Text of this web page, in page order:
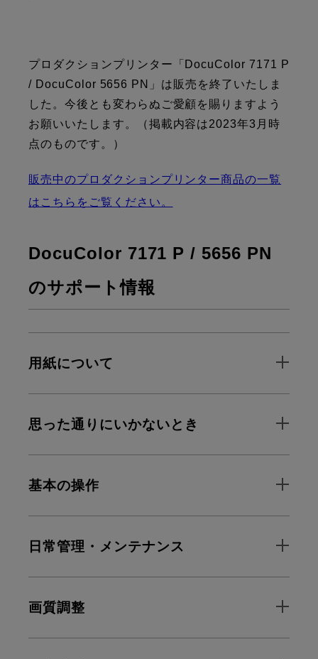
プロダクションプリンター「DocuColor 7171 P
/ DocuColor 5656 PN」は販売を終了いたしま
した。今後とも変わらぬご愛顧を賜りますよう
お願いいたします。（掲載内容は2023年3月時
点のものです。）
販売中のプロダクションプリンター商品の一覧
はこちらをご覧ください。
DocuColor 7171 P / 5656 PN
のサポート情報
用紙について
思った通りにいかないとき
基本の操作
日常管理・メンテナンス
画質調整